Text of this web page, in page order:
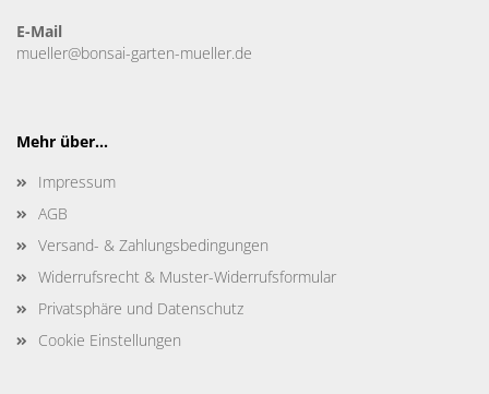
E-Mail
mueller@bonsai-garten-mueller.de
Mehr über...
Impressum
AGB
Versand- & Zahlungsbedingungen
Widerrufsrecht & Muster-Widerrufsformular
Privatsphäre und Datenschutz
Cookie Einstellungen